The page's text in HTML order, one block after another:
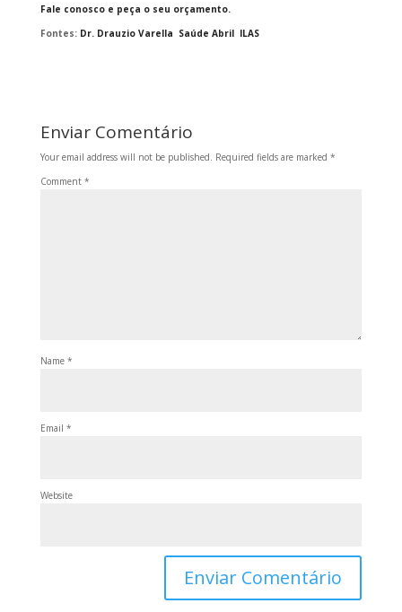
Fale conosco e peça o seu orçamento.
Fontes: Dr. Drauzio Varella Saúde Abril ILAS
Enviar Comentário
Your email address will not be published. Required fields are marked *
Comment *
Name *
Email *
Website